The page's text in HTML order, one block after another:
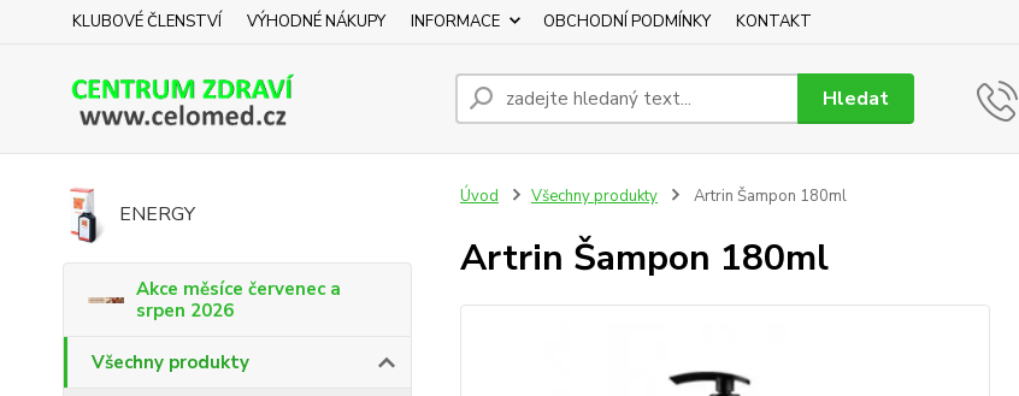
KLUBOVÉ ČLENSTVÍ VÝHODNÉ NÁKUPY INFORMACE OBCHODNÍ PODMÍNKY KONTAKT
Hledat
ENERGY
Akce měsíce červenec a
srpen 2026
Všechny produkty
Úvod Všechny produkty Artrin Šampon 180ml
Artrin Šampon 180ml